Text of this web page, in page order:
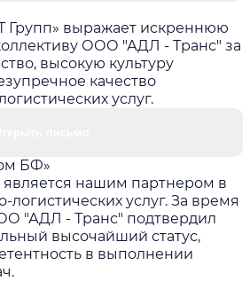
выражает искреннюю
ООО "АДЛ - Транс" за
высокую культуру
качество
услуг.
БФ»
нашим партнером в
логистических услуг. За время
"АДЛ - Транс" подтвердил
высочайший статус,
в выполнении